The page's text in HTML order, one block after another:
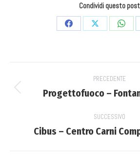
Condividi questo post
CondividiCondividi
navigation
PRECEDENTE
Previous
Progettofuoco –
SUCCESSIVO
Next
Cibus – Centro Carni